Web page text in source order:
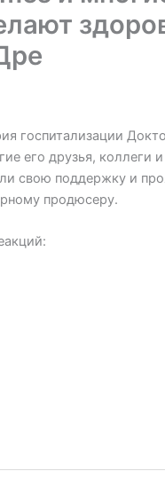
госпитализации
его друзья, коллеги и
свою поддержку и
продюсеру.